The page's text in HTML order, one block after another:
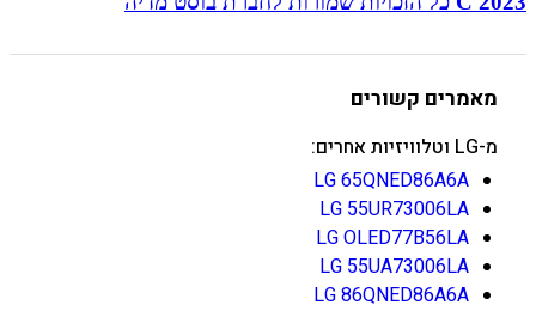
מאמרים קשורים
מ-LG וטלוויזיות אחרים:
LG 65QNED86A6A
LG 55UR73006LA
LG OLED77B56LA
LG 55UA73006LA
LG 86QNED86A6A